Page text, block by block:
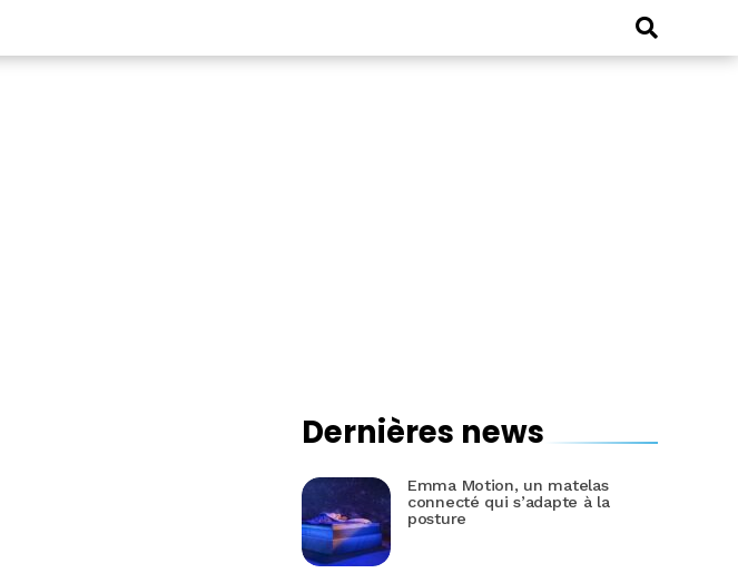
Dernières news
Emma Motion, un matelas
connecté qui s’adapte à la
posture